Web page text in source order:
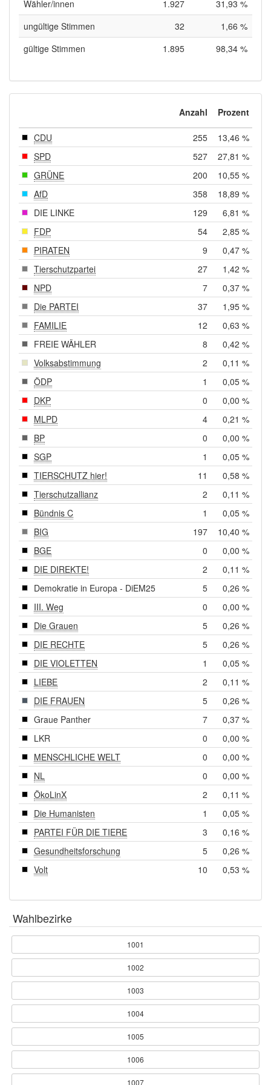
Wähler/innen
1.927
31,93 %
ungültige Stimmen
32
1,66 %
gültige Stimmen
1.895 98,34 %
Anzahl Prozent
CDU 255
13,46 %
SPD
527
27,81 %
GRÜNE
200
10,55 %
AfD
358
18,89 %
DIE LINKE
129
6,81 %
FDP
54
2,85 %
PIRATEN
9
0,47 %
Tierschutzpartei
27
1,42 %
NPD
7
0,37 %
Die PARTEI
37
1,95 %
FAMILIE
12
0,63 %
FREIE WÄHLER
8
0,42 %
Volksabstimmung
2
0,11 %
ÖDP
1
0,05 %
DKP
0
0,00 %
MLPD
4
0,21 %
BP
0
0,00 %
SGP
1
0,05 %
TIERSCHUTZ hier!
11
0,58 %
Tierschutzallianz
2
0,11 %
Bündnis C
1
0,05 %
BIG
197
10,40 %
BGE
0
0,00 %
DIE DIREKTE!
2
0,11 %
Demokratie in Europa - DiEM25
5
0,26 %
III. Weg
0
0,00 %
Die Grauen
5
0,26 %
DIE RECHTE
5
0,26 %
DIE VIOLETTEN
1
0,05 %
LIEBE
2
0,11 %
DIE FRAUEN
5
0,26 %
Graue Panther
7
0,37 %
LKR
0
0,00 %
MENSCHLICHE WELT
0
0,00 %
NL
0
0,00 %
ÖkoLinX
2
0,11 %
Die Humanisten
1
0,05 %
PARTEI FÜR DIE TIERE
3
0,16 %
Gesundheitsforschung
5
0,26 %
Volt
10 0,53 %
Wahlbezirke
1001
1002
1003
1004
1005
1006
1007